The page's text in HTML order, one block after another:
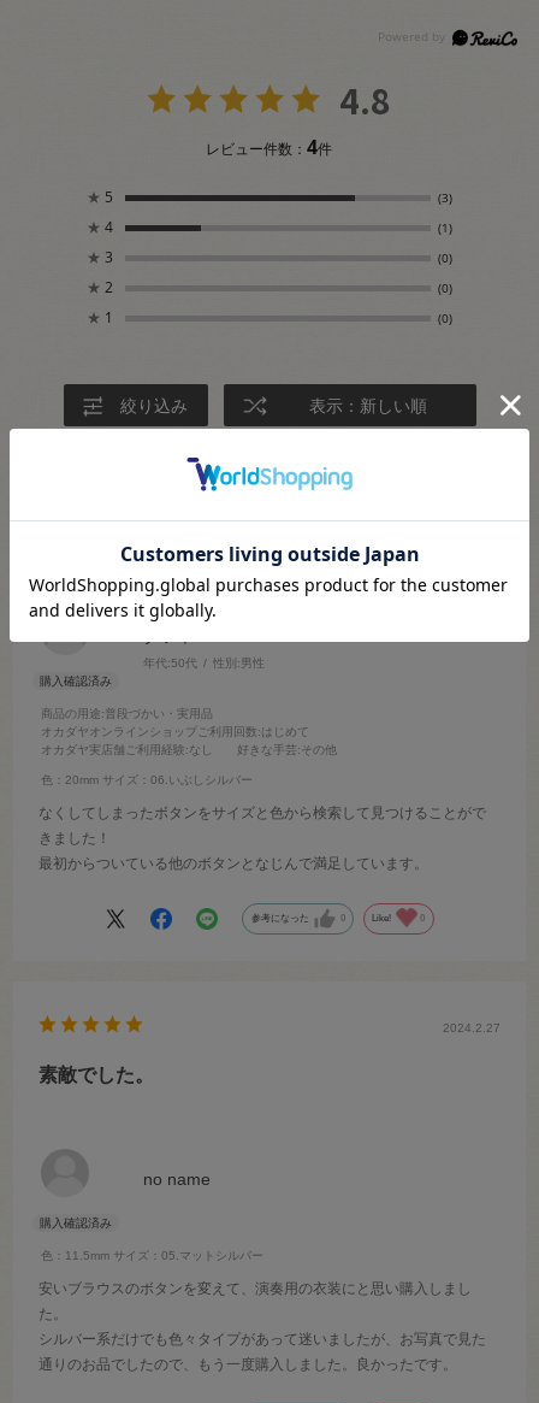
4.8
レビュー件数：4件
★ 5 (3)
★ 4 (1)
★ 3 (0)
★ 2 (0)
★ 1 (0)
絞り込み 表示：新しい順
年代:50代 性別:男性
商品の用途:普段づかい・実用品
オカダヤオンラインショップご利用回数:はじめて
オカダヤ実店舗ご利用経験:なし 好きな手芸:その他
色：20mm サイズ：06.いぶしシルバー
なくしてしまったボタンをサイズと色から検索して見つけることがで
きました！
最初からついている他のボタンとなじんで満足しています。
参考になった 0 Like! 0
no name
色：11.5mm サイズ：05.マットシルバー
2024.2.27
素敵でした。
安いブラウスのボタンを変えて、演奏用の衣装にと思い購入しまし
た。
シルバー系だけでも色々タイプがあって迷いましたが、お写真で見た
通りのお品でしたので、もう一度購入しました。良かったです。